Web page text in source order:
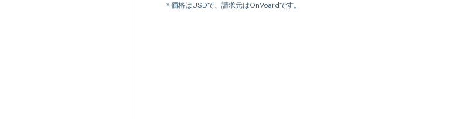
* 価格はUSDで、請求元はOnVoardです。